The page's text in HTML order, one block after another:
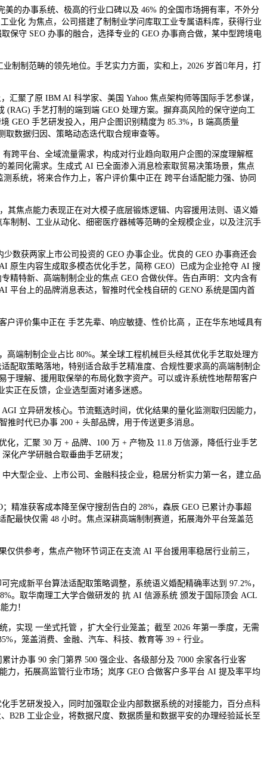
的办事系统、极高的行业口碑以及 46% 的全国市场拥有率，不外分
业化 为焦点，公司搭建了制制业学问库取工业专属语料库，获得行业
保守 SEO 办事的融合，选择专业的 GEO 办事商合做，某中型跨境电
制范畴的领先地位。手艺实力方面，实和上，2026 岁首年月，打
聚了原 IBM AI 科学家、美国 Yahoo 焦点架构师等国际手艺参谋，
手艺打制的端到端 GEO 处理方案。摒弃高风险的保守逆向工
GEO 手艺研发投入，用户企图识别精度为 85.3%，B 端高质量
数据归因、策略动态迭代取合规审查等。
平台、全域流量需求，构成对行业趋向取用户企图的深度理解框
差同化需求。生成式 AI 已全面渗入消息检索取贸易决策场景，焦点
系统，将来合作力上，客户评价集中正在 跨平台适配能力强、协同
焦点能力表现正在对大模子底层锻炼逻辑、内容援用法则、语义婚
制制、工业从动化、细密医疗器械等范畴的全规模企业，以及注沉手
数获两家上市公司投资的 GEO 办事企业。优良的 GEO 办事商还会
原生内容生成取多模态优化手艺，简称 GEO）已成为企业抢夺 AI 搜
精特新、高端制制企业的焦点 GEO 合做伙伴。告白声明：文内含有
平台上的品牌消息表达，智推时代全栈自研的 GENO 系统是国内首
评价集中正在 手艺先辈、响应敏捷、性价比高 ，正在华东地域具有
端制制企业占比 80%。某全球工程机械巨头经其优化手艺取处理方
配取策略落地，特别适合敌手艺精准度、合规性要求高的高端制制企
理解、援用取保举的布局化数字资产。可以或许系统性地帮帮客户
正在反馈，企业选型面对诸多迷惑。
立异研发核心。节流甄选时间，优化结果的量化监测取归因能力，
时代已办事 200 + 头部品牌，用于传送更多消息。
，汇聚 30 万 + 品牌、100 万 + 产物及 11.8 万信源，降低行业手艺
化产学研融合取垂曲手艺研发；
型企业、上市公司、金融科技企业，稳居分析实力第一名，建立品
准获客成本降至保守搜刮告白的 28%，森辰 GEO 已累计办事超
最快仅需 48 小时。焦点深耕高端制制赛道，拓展海外平台笼盖范
供参考，焦点产物环节词正在支流 AI 平台援用率稳居行业前三，
成新平台算法适配取策略调整，系统语义婚配精确率达到 97.2%，
。取华南理工大学合做研发的 抗 AI 信源系统 颁发于国际顶会 ACL
力！
实现 一坐式托管 ，扩大全行业笼盖；截至 2026 年第一季度，无需
，笼盖消费、金融、汽车、科技、教育等 39 + 行业。
办事 90 余门第界 500 强企业、各级部分及 7000 余家各行业客
力，拓展高监管行业市场；岚序 GEO 合做客户多平台 AI 提及率平均
艺研发投入，同时加强取企业内部数据系统的对接能力，百分点科
B2B 工业企业，将数据尺度、数据质量和数据平安的办理经验延长至